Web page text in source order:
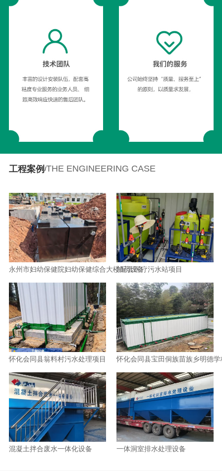
工程案例 /THE ENGINEERING CASE
永州市妇幼保健院妇幼保健综合大楼配套医疗污水站项目
加药设备
怀化会同县翁料村污水处理项目 怀化会同县宝田侗族苗族乡明德
混凝土拌合废水一体化设备 一体洞室排水处理设备